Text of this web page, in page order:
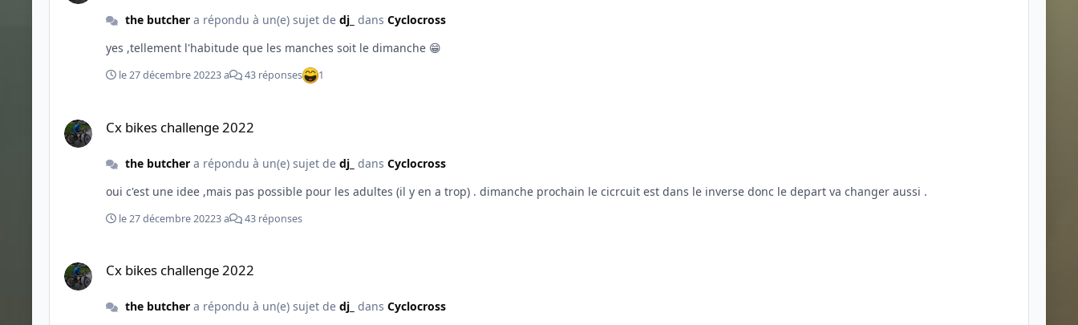
the butchera répondu à un(e) sujet de dj_ dans Cyclocross
yes ,tellement l'habitude que les manches soit le dimanche 😁
le 27 décembre 20223 a 43 réponses 1
Cx bikes challenge 2022
the butchera répondu à un(e) sujet de dj_ dans Cyclocross
oui c'est une idee ,mais pas possible pour les adultes (il y en a trop) . dimanche prochain le cicrcuit est dans le inverse donc le depart va changer aussi .
le 27 décembre 20223 a 43 réponses
Cx bikes challenge 2022
the butchera répondu à un(e) sujet de dj_ dans Cyclocross